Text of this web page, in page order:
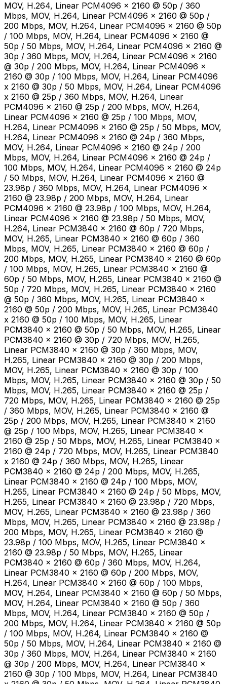
MOV, H.264, Linear PCM4096 x 2160 @ 50p / 360
Mbps, MOV, H.264, Linear PCM4096 x 2160 @ 50p /
200 Mbps, MOV, H.264, Linear PCM4096 x 2160 @ 50p
/ 100 Mbps, MOV, H.264, Linear PCM4096 x 2160 @
50p / 50 Mbps, MOV, H.264, Linear PCM4096 x 2160 @
30p / 360 Mbps, MOV, H.264, Linear PCM4096 x 2160
@ 30p / 200 Mbps, MOV, H.264, Linear PCM4096 x
2160 @ 30p / 100 Mbps, MOV, H.264, Linear PCM4096
x 2160 @ 30p / 50 Mbps, MOV, H.264, Linear PCM4096
x 2160 @ 25p / 360 Mbps, MOV, H.264, Linear
PCM4096 x 2160 @ 25p / 200 Mbps, MOV, H.264,
Linear PCM4096 x 2160 @ 25p / 100 Mbps, MOV,
H.264, Linear PCM4096 x 2160 @ 25p / 50 Mbps, MOV,
H.264, Linear PCM4096 x 2160 @ 24p / 360 Mbps,
MOV, H.264, Linear PCM4096 x 2160 @ 24p / 200
Mbps, MOV, H.264, Linear PCM4096 x 2160 @ 24p /
100 Mbps, MOV, H.264, Linear PCM4096 x 2160 @ 24p
/ 50 Mbps, MOV, H.264, Linear PCM4096 x 2160 @
23.98p / 360 Mbps, MOV, H.264, Linear PCM4096 x
2160 @ 23.98p / 200 Mbps, MOV, H.264, Linear
PCM4096 x 2160 @ 23.98p / 100 Mbps, MOV, H.264,
Linear PCM4096 x 2160 @ 23.98p / 50 Mbps, MOV,
H.264, Linear PCM3840 x 2160 @ 60p / 720 Mbps,
MOV, H.265, Linear PCM3840 x 2160 @ 60p / 360
Mbps, MOV, H.265, Linear PCM3840 x 2160 @ 60p /
200 Mbps, MOV, H.265, Linear PCM3840 x 2160 @ 60p
/ 100 Mbps, MOV, H.265, Linear PCM3840 x 2160 @
60p / 50 Mbps, MOV, H.265, Linear PCM3840 x 2160 @
50p / 720 Mbps, MOV, H.265, Linear PCM3840 x 2160
@ 50p / 360 Mbps, MOV, H.265, Linear PCM3840 x
2160 @ 50p / 200 Mbps, MOV, H.265, Linear PCM3840
x 2160 @ 50p / 100 Mbps, MOV, H.265, Linear
PCM3840 x 2160 @ 50p / 50 Mbps, MOV, H.265, Linear
PCM3840 x 2160 @ 30p / 720 Mbps, MOV, H.265,
Linear PCM3840 x 2160 @ 30p / 360 Mbps, MOV,
H.265, Linear PCM3840 x 2160 @ 30p / 200 Mbps,
MOV, H.265, Linear PCM3840 x 2160 @ 30p / 100
Mbps, MOV, H.265, Linear PCM3840 x 2160 @ 30p / 50
Mbps, MOV, H.265, Linear PCM3840 x 2160 @ 25p /
720 Mbps, MOV, H.265, Linear PCM3840 x 2160 @ 25p
/ 360 Mbps, MOV, H.265, Linear PCM3840 x 2160 @
25p / 200 Mbps, MOV, H.265, Linear PCM3840 x 2160
@ 25p / 100 Mbps, MOV, H.265, Linear PCM3840 x
2160 @ 25p / 50 Mbps, MOV, H.265, Linear PCM3840 x
2160 @ 24p / 720 Mbps, MOV, H.265, Linear PCM3840
x 2160 @ 24p / 360 Mbps, MOV, H.265, Linear
PCM3840 x 2160 @ 24p / 200 Mbps, MOV, H.265,
Linear PCM3840 x 2160 @ 24p / 100 Mbps, MOV,
H.265, Linear PCM3840 x 2160 @ 24p / 50 Mbps, MOV,
H.265, Linear PCM3840 x 2160 @ 23.98p / 720 Mbps,
MOV, H.265, Linear PCM3840 x 2160 @ 23.98p / 360
Mbps, MOV, H.265, Linear PCM3840 x 2160 @ 23.98p /
200 Mbps, MOV, H.265, Linear PCM3840 x 2160 @
23.98p / 100 Mbps, MOV, H.265, Linear PCM3840 x
2160 @ 23.98p / 50 Mbps, MOV, H.265, Linear
PCM3840 x 2160 @ 60p / 360 Mbps, MOV, H.264,
Linear PCM3840 x 2160 @ 60p / 200 Mbps, MOV,
H.264, Linear PCM3840 x 2160 @ 60p / 100 Mbps,
MOV, H.264, Linear PCM3840 x 2160 @ 60p / 50 Mbps,
MOV, H.264, Linear PCM3840 x 2160 @ 50p / 360
Mbps, MOV, H.264, Linear PCM3840 x 2160 @ 50p /
200 Mbps, MOV, H.264, Linear PCM3840 x 2160 @ 50p
/ 100 Mbps, MOV, H.264, Linear PCM3840 x 2160 @
50p / 50 Mbps, MOV, H.264, Linear PCM3840 x 2160 @
30p / 360 Mbps, MOV, H.264, Linear PCM3840 x 2160
@ 30p / 200 Mbps, MOV, H.264, Linear PCM3840 x
2160 @ 30p / 100 Mbps, MOV, H.264, Linear PCM3840